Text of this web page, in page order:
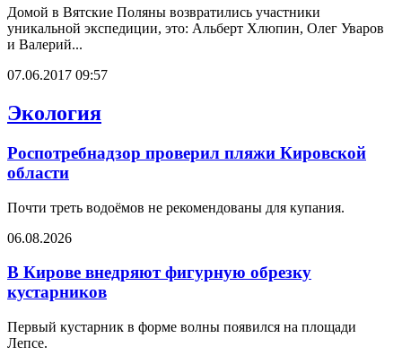
Домой в Вятские Поляны возвратились участники
уникальной экспедиции, это: Альберт Хлюпин, Олег Уваров
и Валерий...
07.06.2017 09:57
Экология
Роспотребнадзор проверил пляжи Кировской
области
Почти треть водоёмов не рекомендованы для купания.
06.08.2026
В Кирове внедряют фигурную обрезку
кустарников
Первый кустарник в форме волны появился на площади
Лепсе.